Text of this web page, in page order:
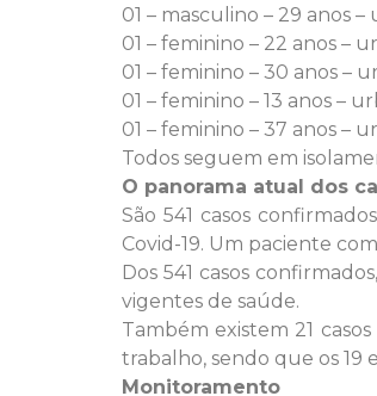
01 – masculino – 29 anos –
01 – feminino – 22 anos –
01 – feminino – 30 anos –
01 – feminino – 13 anos –
01 – feminino – 37 anos –
Todos seguem em
O panorama atual dos
São 541 casos
Covid-19. Um paciente
Dos 541 casos
vigentes de saúde.
Também existem 21
trabalho, sendo que os 19
Monitoramento